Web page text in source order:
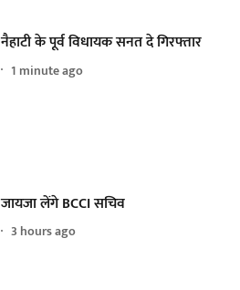
नैहाटी के पूर्व विधायक सनत दे गिरफ्तार
1 minute ago
जायजा लेंगे BCCI सचिव
3 hours ago